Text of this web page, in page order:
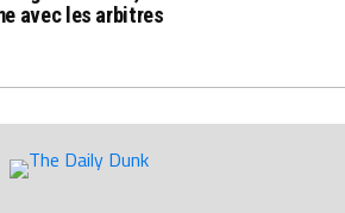
avec les arbitres